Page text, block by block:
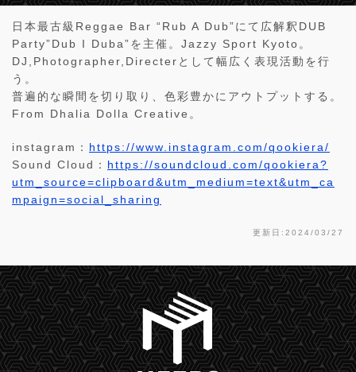
日本最古級Reggae Bar “Rub A Dub”にて広解釈DUB
Party”Dub I Duba”を主催。Jazzy Sport Kyoto。
DJ,Photographer,Directerとして幅広く表現活動を行
う。
普遍的な瞬間を切り取り、色彩豊かにアウトプットする。
From Dhalia Dolla Creative。
instagram： https://www.instagram.com/qookiera/
Sound Cloud： https://soundcloud.com/qookiera?
utm_source=clipboard&utm_medium=text&utm_ca
mpaign=social_sharing
更新日:2024/03/27